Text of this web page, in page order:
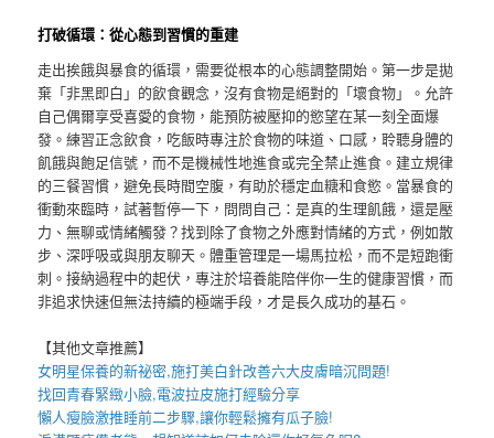
打破循環：從心態到習慣的重建
走出挨餓與暴食的循環，需要從根本的心態調整開始。第一步是拋
棄「非黑即白」的飲食觀念，沒有食物是絕對的「壞食物」。允許
自己偶爾享受喜愛的食物，能預防被壓抑的慾望在某一刻全面爆
發。練習正念飲食，吃飯時專注於食物的味道、口感，聆聽身體的
飢餓與飽足信號，而不是機械性地進食或完全禁止進食。建立規律
的三餐習慣，避免長時間空腹，有助於穩定血糖和食慾。當暴食的
衝動來臨時，試著暫停一下，問問自己：是真的生理飢餓，還是壓
力、無聊或情緒觸發？找到除了食物之外應對情緒的方式，例如散
步、深呼吸或與朋友聊天。體重管理是一場馬拉松，而不是短跑衝
刺。接納過程中的起伏，專注於培養能陪伴你一生的健康習慣，而
非追求快速但無法持續的極端手段，才是長久成功的基石。
【其他文章推薦】
女明星保養的新祕密,施打美白針改善六大皮膚暗沉問題!
找回青春緊緻小臉,電波拉皮施打經驗分享
懶人瘦臉激推睡前二步驟,讓你輕鬆擁有瓜子臉!